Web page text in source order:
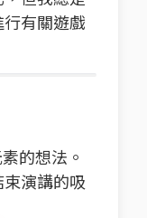
有關遊戲
的想法。
演講的吸